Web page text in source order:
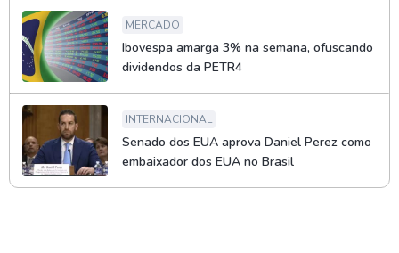
MERCADO
Ibovespa amarga 3% na semana, ofuscando
dividendos da PETR4
INTERNACIONAL
Senado dos EUA aprova Daniel Perez como
embaixador dos EUA no Brasil